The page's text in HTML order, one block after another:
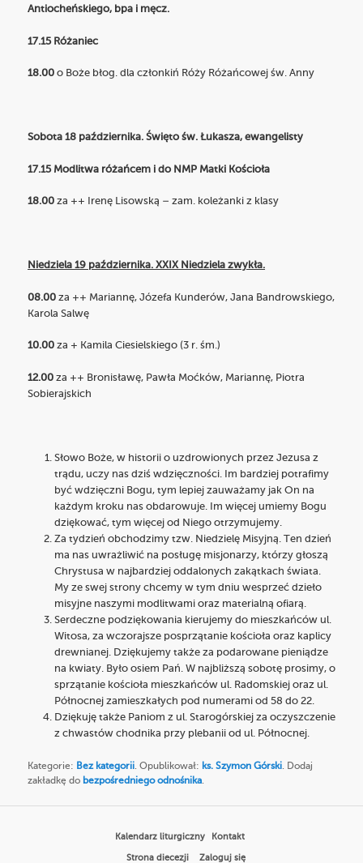
Antiocheńskiego, bpa i męcz.
17.15 Różaniec
18.00 o Boże błog. dla członkiń Róży Różańcowej św. Anny
Sobota 18 października. Święto św. Łukasza, ewangelisty
17.15 Modlitwa różańcem i do NMP Matki Kościoła
18.00za ++ Irenę Lisowską – zam. koleżanki z klasy
Niedziela 19 października. XXIX Niedziela zwykła.
08.00za ++ Mariannę, Józefa Kunderów, Jana Bandrowskiego,
Karola Salwę
10.00za + Kamila Ciesielskiego (3 r. śm.)
12.00za ++ Bronisławę, Pawła Moćków, Mariannę, Piotra
Sobierajskich
Słowo Boże, w historii o uzdrowionych przez Jezusa z
trądu, uczy nas dziś wdzięczności. Im bardziej potrafimy
być wdzięczni Bogu, tym lepiej zauważamy jak On na
każdym kroku nas obdarowuje. Im więcej umiemy Bogu
dziękować, tym więcej od Niego otrzymujemy.
Za tydzień obchodzimy tzw. Niedzielę Misyjną. Ten dzień
ma nas uwrażliwić na posługę misjonarzy, którzy głoszą
Chrystusa w najbardziej oddalonych zakątkach świata.
My ze swej strony chcemy w tym dniu wesprzeć dzieło
misyjne naszymi modlitwami oraz materialną ofiarą.
Serdeczne podziękowania kierujemy do mieszkańców ul.
Witosa, za wczorajsze posprzątanie kościoła oraz kaplicy
drewnianej. Dziękujemy także za podarowane pieniądze
na kwiaty. Było osiem Pań. W najbliższą sobotę prosimy, o
sprzątanie kościoła mieszkańców ul. Radomskiej oraz ul.
Północnej zamieszkałych pod numerami od 58 do 22.
Dziękuję także Paniom z ul. Starogórskiej za oczyszczenie
z chwastów chodnika przy plebanii od ul. Północnej.
Kategorie: Bez kategorii. Opublikował: ks. Szymon Górski. Dodaj
zakładkę do bezpośredniego odnośnika.
Kalendarz liturgiczny Kontakt
Strona diecezji Zaloguj się